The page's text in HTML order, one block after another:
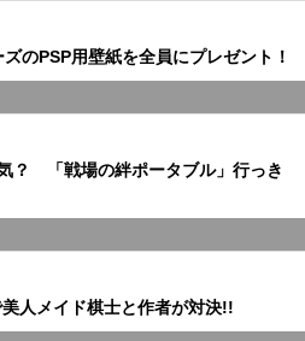
のPSP用壁紙を全員にプレゼント！
？ 「戦場の絆ポータブル」行っき
人メイド棋士と作者が対決!!